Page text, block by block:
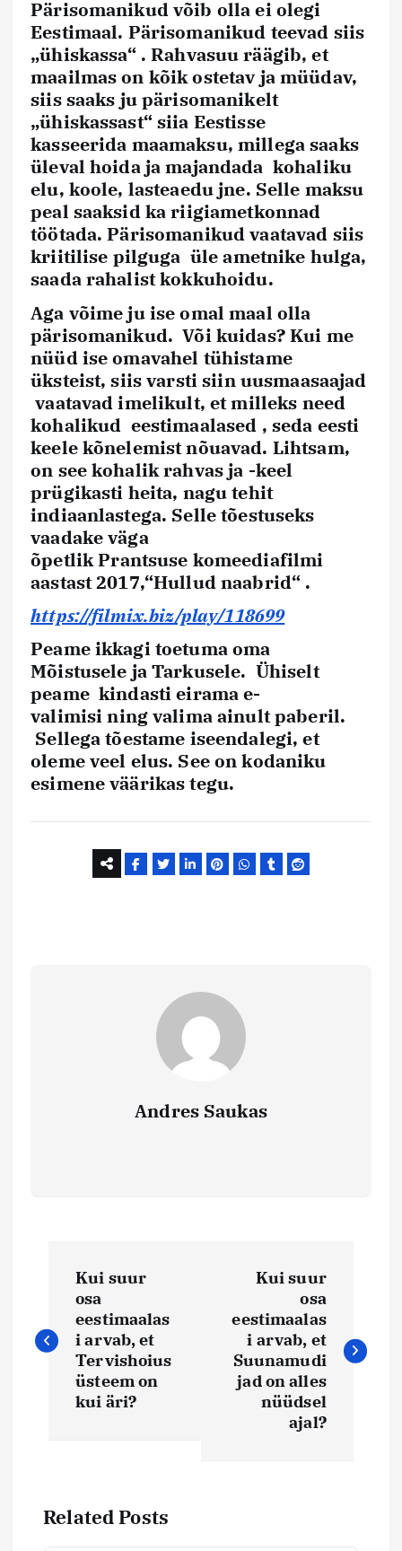
Pärisomanikud võib olla ei olegi
Eestimaal. Pärisomanikud teevad siis
„ühiskassa“. Rahvasuu räägib, et
maailmas on kõik ostetav ja müüdav,
siis saaks ju pärisomanikelt
„ühiskassast“ siia Eestisse
kasseerida maamaksu, millega saaks
üleval hoida ja majandada kohaliku
elu, koole, lasteaedu jne. Selle maksu
peal saaksid ka riigiametkonnad
töötada. Pärisomanikud vaatavad siis
kriitilise pilguga üle ametnike hulga,
saada rahalist kokkuhoidu.
Aga võime ju ise omal maal olla
pärisomanikud. Või kuidas? Kui me
nüüd ise omavahel tühistame
üksteist, siis varsti siin uusmaasaajad
vaatavad imelikult, et milleks need
kohalikud eestimaalased , seda eesti
keele kõnelemist nõuavad. Lihtsam,
on see kohalik rahvas ja -keel
prügikasti heita, nagu tehit
indiaanlastega. Selle tõestuseks
vaadake väga
õpetlikPrantsuse komeediafilmi
aastast 2017,“Hullud naabrid“ .
https://filmix.biz/play/118699
Peame ikkagi toetuma oma
Mõistusele ja Tarkusele. Ühiselt
peame kindastieirama e-
valimisining valima ainult paberil.
Sellega tõestame iseendalegi, et
oleme veel elus. See on kodaniku
esimene väärikas tegu.
Andres Saukas
v
e
Kui suur
osa
eestimaalas
i arvab, et
Tervishoius
üsteem on
kui äri?
Kui suur
osa
eestimaalas
i arvab, et
Suunamudi
jad on alles
nüüdsel
ajal?
Related Posts